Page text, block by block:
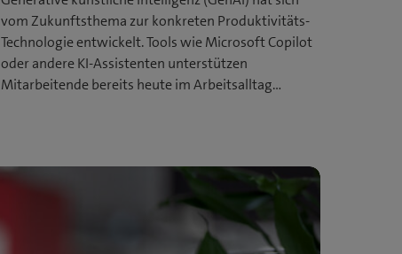
vom Zukunftsthema zur konkreten Produktivitäts-
Technologie entwickelt. Tools wie Microsoft Copilot
oder andere KI‑Assistenten unterstützen
Mitarbeitende bereits heute im Arbeitsalltag…